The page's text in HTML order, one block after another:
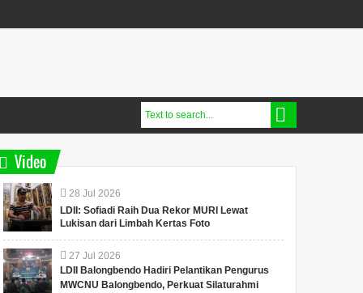
Video
28 Jul 2026
LDII: Sofiadi Raih Dua Rekor MURI Lewat
Lukisan dari Limbah Kertas Foto
27 Jul 2026
LDII Balongbendo Hadiri Pelantikan Pengurus
MWCNU Balongbendo, Perkuat Silaturahmi